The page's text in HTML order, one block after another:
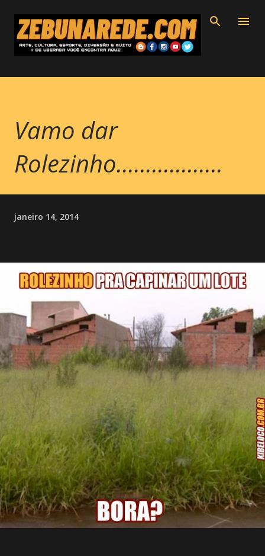
Pular para o conteúdo principal
Vamo dar
Rolezinho..................
janeiro 14, 2014